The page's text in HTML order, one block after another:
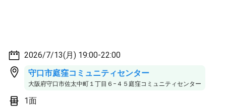
2026/7/13(月) 19:00-22:00
守口市庭窪コミュニティセンター
大阪府守口市佐太中町１丁目６−４５庭窪コミュニティセンター
1面